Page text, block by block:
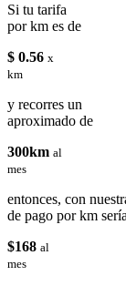
Si tu tarifa
por km es de
$ 0.56 x
km
y recorres un
aproximado de
300km al
mes
entonces, con
de pago por km
$168 al
mes